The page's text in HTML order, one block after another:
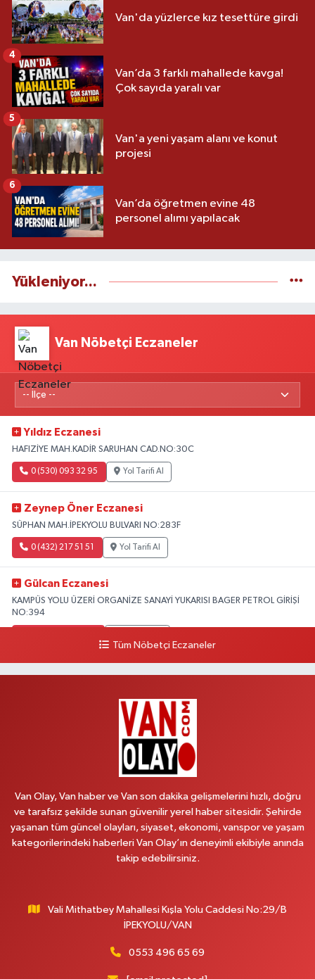
Van'da yüzlerce kız tesettüre girdi
Van’da 3 farklı mahallede kavga!
Çok sayıda yaralı var
4
Van'a yeni yaşam alanı ve konut
projesi
5
Van’da öğretmen evine 48
personel alımı yapılacak
6
Yükleniyor...
Van Nöbetçi Eczaneler
Yıldız Eczanesi
HAFIZİYE MAH.KADİR SARUHAN CAD.NO:30C
0 (530) 093 32 95 Yol Tarifi Al
Zeynep Öner Eczanesi
SÜPHAN MAH.İPEKYOLU BULVARI NO:283F
0 (432) 217 51 51 Yol Tarifi Al
Gülcan Eczanesi
KAMPÜS YOLU ÜZERİ ORGANİZE SANAYİ YUKARISI BAGER PETROL GİRİŞİ
NO:394
HEKİM HASTANESİ ACİL KARŞISI
Yol Tarifi Al
MAHMUDİYE MAH.ATATÜRK CAD.NO:17B
0 (531) 621 69 65 Yol Tarifi Al
Onay Eczanesi
Yenı Derman Eczanesi
Akdamar Hastanesi Acil yanı. İpekyolu. Hatuniye mahallesi terzioğlu, Eski
Tüm Nöbetçi Eczaneler
Van Olay, Van haber ve Van son dakika gelişmelerini hızlı, doğru
ve tarafsız şekilde sunan güvenilir yerel haber sitesidir. Şehirde
yaşanan tüm güncel olayları, siyaset, ekonomi, vanspor ve yaşam
kategorilerindeki haberleri Van Olay’ın deneyimli ekibiyle anında
takip edebilirsiniz.
Vali Mithatbey Mahallesi Kışla Yolu Caddesi No:29/B
İPEKYOLU/VAN
0553 496 65 69